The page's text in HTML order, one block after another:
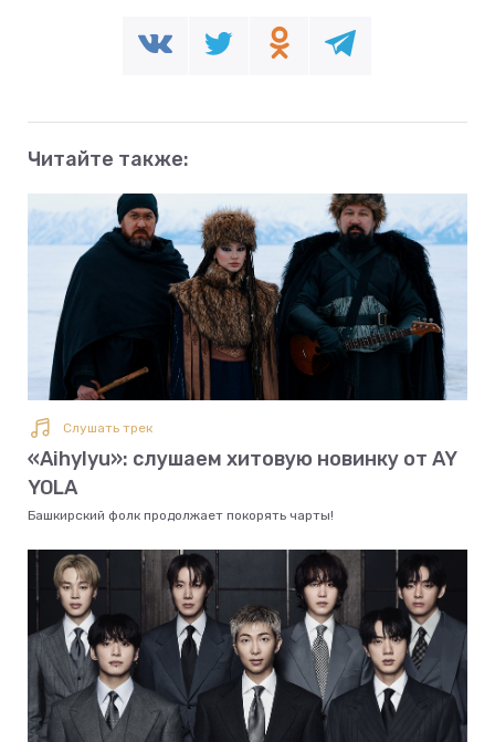
Читайте также:
Слушать трек
«Aihylyu»: слушаем хитовую новинку от AY
YOLA
Башкирский фолк продолжает покорять чарты!